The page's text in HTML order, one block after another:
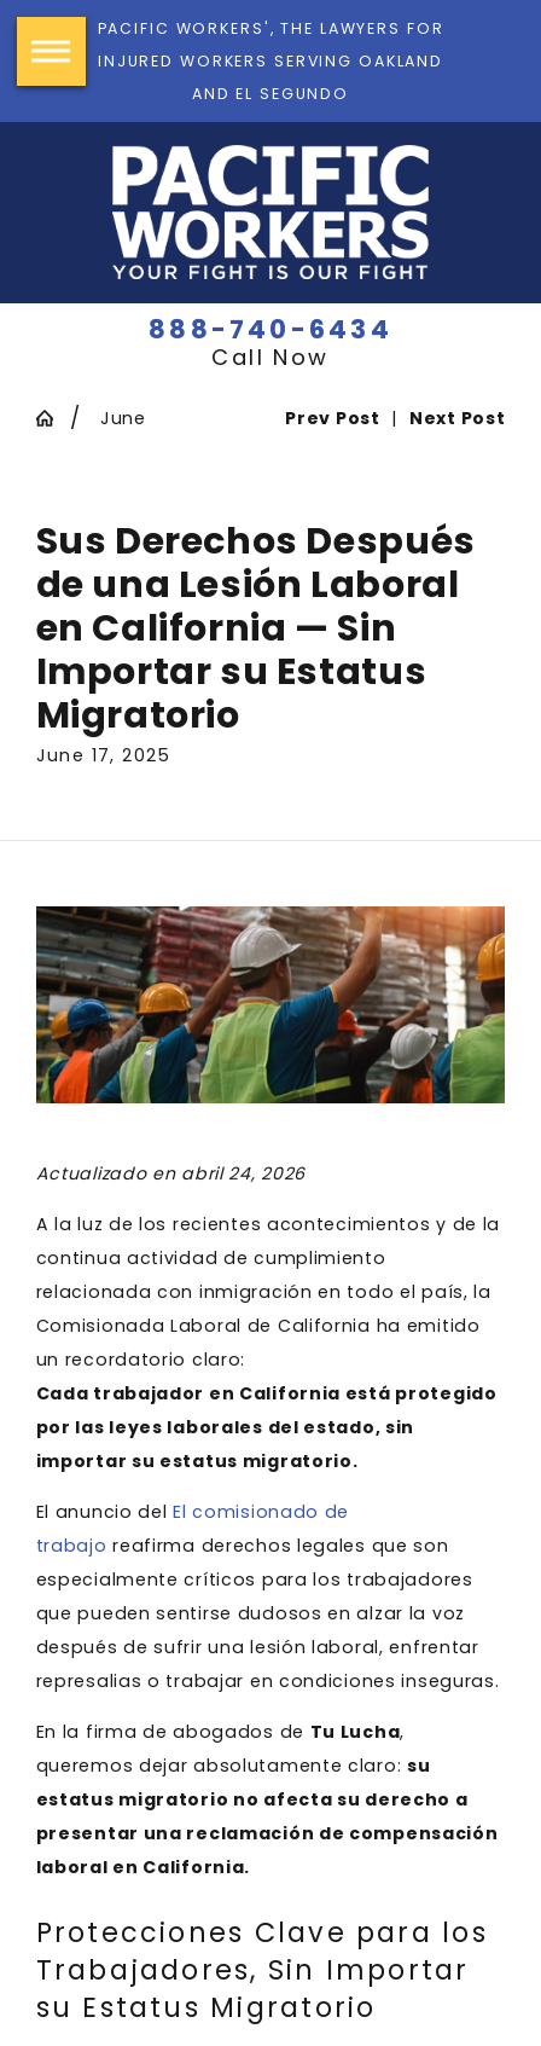
PACIFIC WORKERS', THE LAWYERS FOR
INJURED WORKERS SERVING OAKLAND
AND EL SEGUNDO
888-740-6434
Call Now
June Prev Post | Next Post
Sus Derechos Después
de una Lesión Laboral
en California — Sin
Importar su Estatus
Migratorio
June 17, 2025
Actualizado en abril 24, 2026
A la luz de los recientes acontecimientos y de la
continua actividad de cumplimiento
relacionada con inmigración en todo el país, la
Comisionada Laboral de California ha emitido
un recordatorio claro:
Cada trabajador en California está protegido
por las leyes laborales del estado, sin
importar su estatus migratorio.
El anuncio delEl comisionado de
trabajo reafirma derechos legales que son
especialmente críticos para los trabajadores
que pueden sentirse dudosos en alzar la voz
después de sufrir una lesión laboral, enfrentar
represalias o trabajar en condiciones inseguras.
En la firma de abogados de Tu Lucha,
queremos dejar absolutamente claro:su
estatus migratorio no afecta su derecho a
presentar una reclamación de compensación
laboral en California.
Protecciones Clave para los
Trabajadores, Sin Importar
su Estatus Migratorio